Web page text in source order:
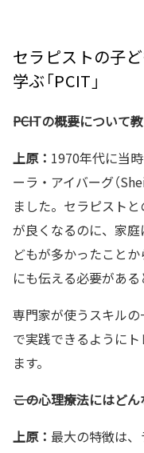
セラピストの子
学ぶ「PCIT」
――PCITの概要について
上原： 1970年代に当
ーラ・アイバーグ（
ました。セラピスト
が良くなるのに、家
どもが多かったこと
にも伝える必要がある
専門家が使うスキル
で実践できるように
ます。
――この心理療法にはど
上原： 最大の特徴は、